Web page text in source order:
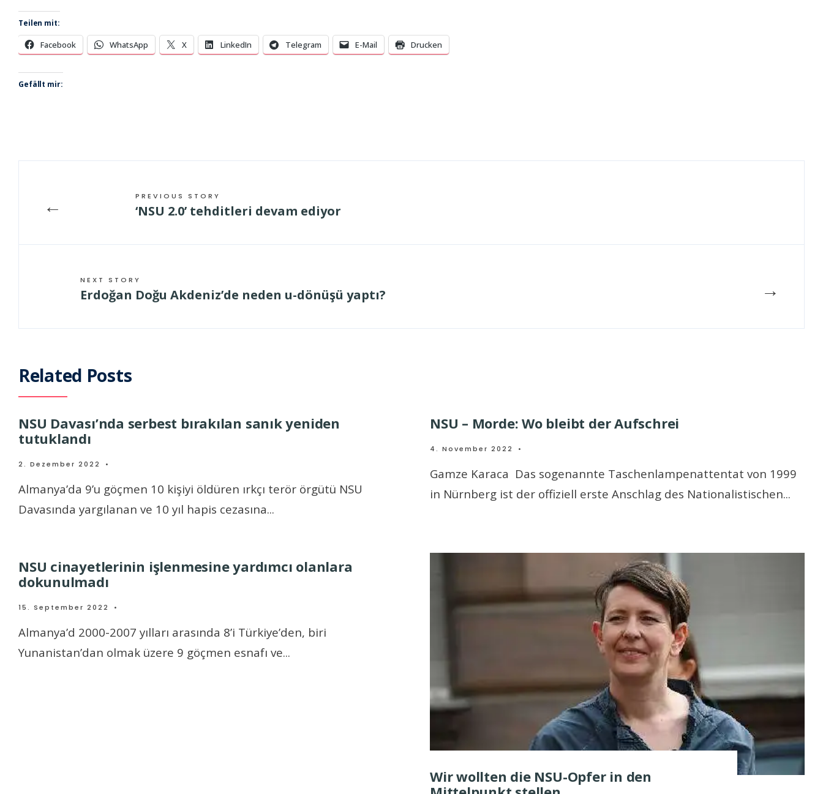
Teilen mit:
Facebook WhatsApp X LinkedIn Telegram E-Mail Drucken
Gefällt mir:
← PREVIOUS STORY
‘NSU 2.0’ tehditleri devam ediyor
→
NEXT STORY
Erdoğan Doğu Akdeniz’de neden u-dönüşü yaptı?
Related Posts
NSU Davası’nda serbest bırakılan sanık yeniden
tutuklandı
2. Dezember 2022 •
Almanya’da 9’u göçmen 10 kişiyi öldüren ırkçı terör örgütü NSU
Davasında yargılanan ve 10 yıl hapis cezasına...
NSU – Morde: Wo bleibt der Aufschrei
4. November 2022 •
Gamze Karaca Das sogenannte Taschenlampenattentat von 1999
in Nürnberg ist der offiziell erste Anschlag des Nationalistischen...
NSU cinayetlerinin işlenmesine yardımcı olanlara
dokunulmadı
15. September 2022 •
Almanya’d 2000-2007 yılları arasında 8’i Türkiye’den, biri
Yunanistan’dan olmak üzere 9 göçmen esnafı ve...
Wir wollten die NSU-Opfer in den